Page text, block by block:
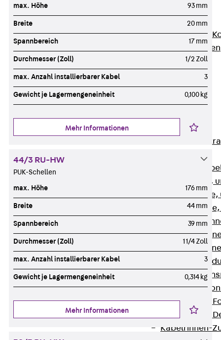
Services
Beratung, Planung,
Individuelle Lösungen
Ausbau
Zurück Ausbau
Kabeltragsysteme
R Kabelrinne,
RS
RG
RGM
RGS
RGL
RI
RIS
Kabelrinnen-
Kabelrinnen-
Kabelrinnen-
max. Höhe 93 mm
Breite 20 mm
Spannbereich 17 mm
Durchmesser (Zoll) 1/2 Zoll
max. Anzahl installierbarer Kabel 3
Gewicht je Lagermengeneinheit 0,100 kg
Mehr Informationen
44/3 RU-HW
PUK-Schellen
max. Höhe 176 mm
Breite 44 mm
Spannbereich 39 mm
Durchmesser (Zoll) 1 1/4 Zoll
max. Anzahl installierbarer Kabel 3
Gewicht je Lagermengeneinheit 0,314 kg
Mehr Informationen